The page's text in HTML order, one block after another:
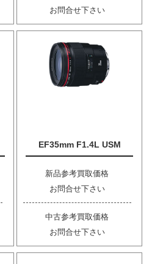
お問合せ下さい
EF35mm F1.4L USM
新品参考買取価格
お問合せ下さい
中古参考買取価格
お問合せ下さい